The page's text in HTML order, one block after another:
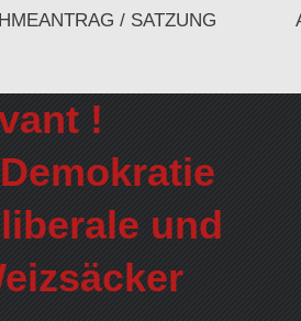
/ SATZUNG
!
und